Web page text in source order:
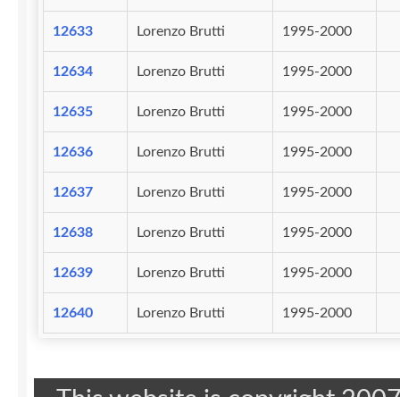
12633 Lorenzo Brutti 1995-2000
12634 Lorenzo Brutti 1995-2000
12635 Lorenzo Brutti 1995-2000
12636 Lorenzo Brutti 1995-2000
12637 Lorenzo Brutti 1995-2000
12638 Lorenzo Brutti 1995-2000
12639 Lorenzo Brutti 1995-2000
12640 Lorenzo Brutti 1995-2000